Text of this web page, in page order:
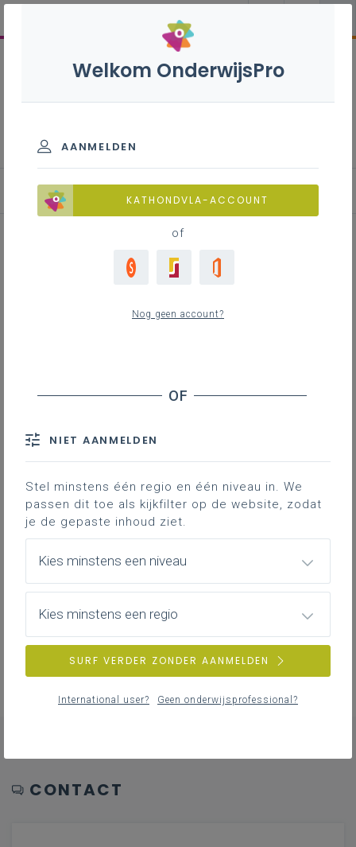
Basisinformatie
Overzicht van alle
leerplandoelen
over aspecten van het leerplan:
Hier staat ingevoegde content uit een
social media netwerk dat cookies wil
geen toestemming gegeven.Klik hier
om dit alsnog toe te laten.
CONTACT
Welkom OnderwijsPro
AANMELDEN
KATHONDVLA-ACCOUNT
of
Nog geen account?
NIET AANMELDEN
Stel minstens één regio en één niveau in. We
passen dit toe als kijkfilter op de website, zodat
je de gepaste inhoud ziet.
Kies minstens een niveau
Kies minstens een regio
SURF VERDER ZONDER AANMELDEN
International user? Geen onderwijsprofessional?